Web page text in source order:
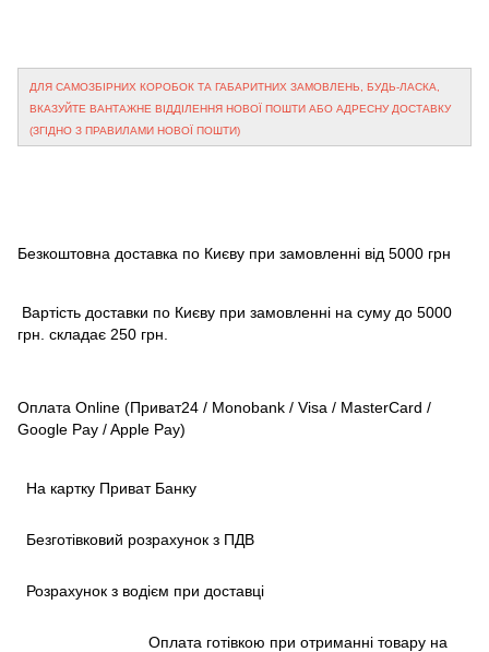
ДЛЯ САМОЗБІРНИХ КОРОБОК ТА ГАБАРИТНИХ ЗАМОВЛЕНЬ, БУДЬ-ЛАСКА,
ВКАЗУЙТЕ ВАНТАЖНЕ ВІДДІЛЕННЯ НОВОЇ ПОШТИ АБО АДРЕСНУ ДОСТАВКУ
(ЗГІДНО З ПРАВИЛАМИ НОВОЇ ПОШТИ)
Безкоштовна доставка по Києву при замовленні від 5000 грн
Вартість доставки по Києву при замовленні на суму до 5000
грн. складає 250 грн.
Оплата Online (Приват24 / Monobank / Visa / MasterCard /
Google Pay / Apple Pay)
На картку Приват Банку
Безготівковий розрахунок з ПДВ
Розрахунок з водієм при доставці
Оплата готівкою при отриманні товару на